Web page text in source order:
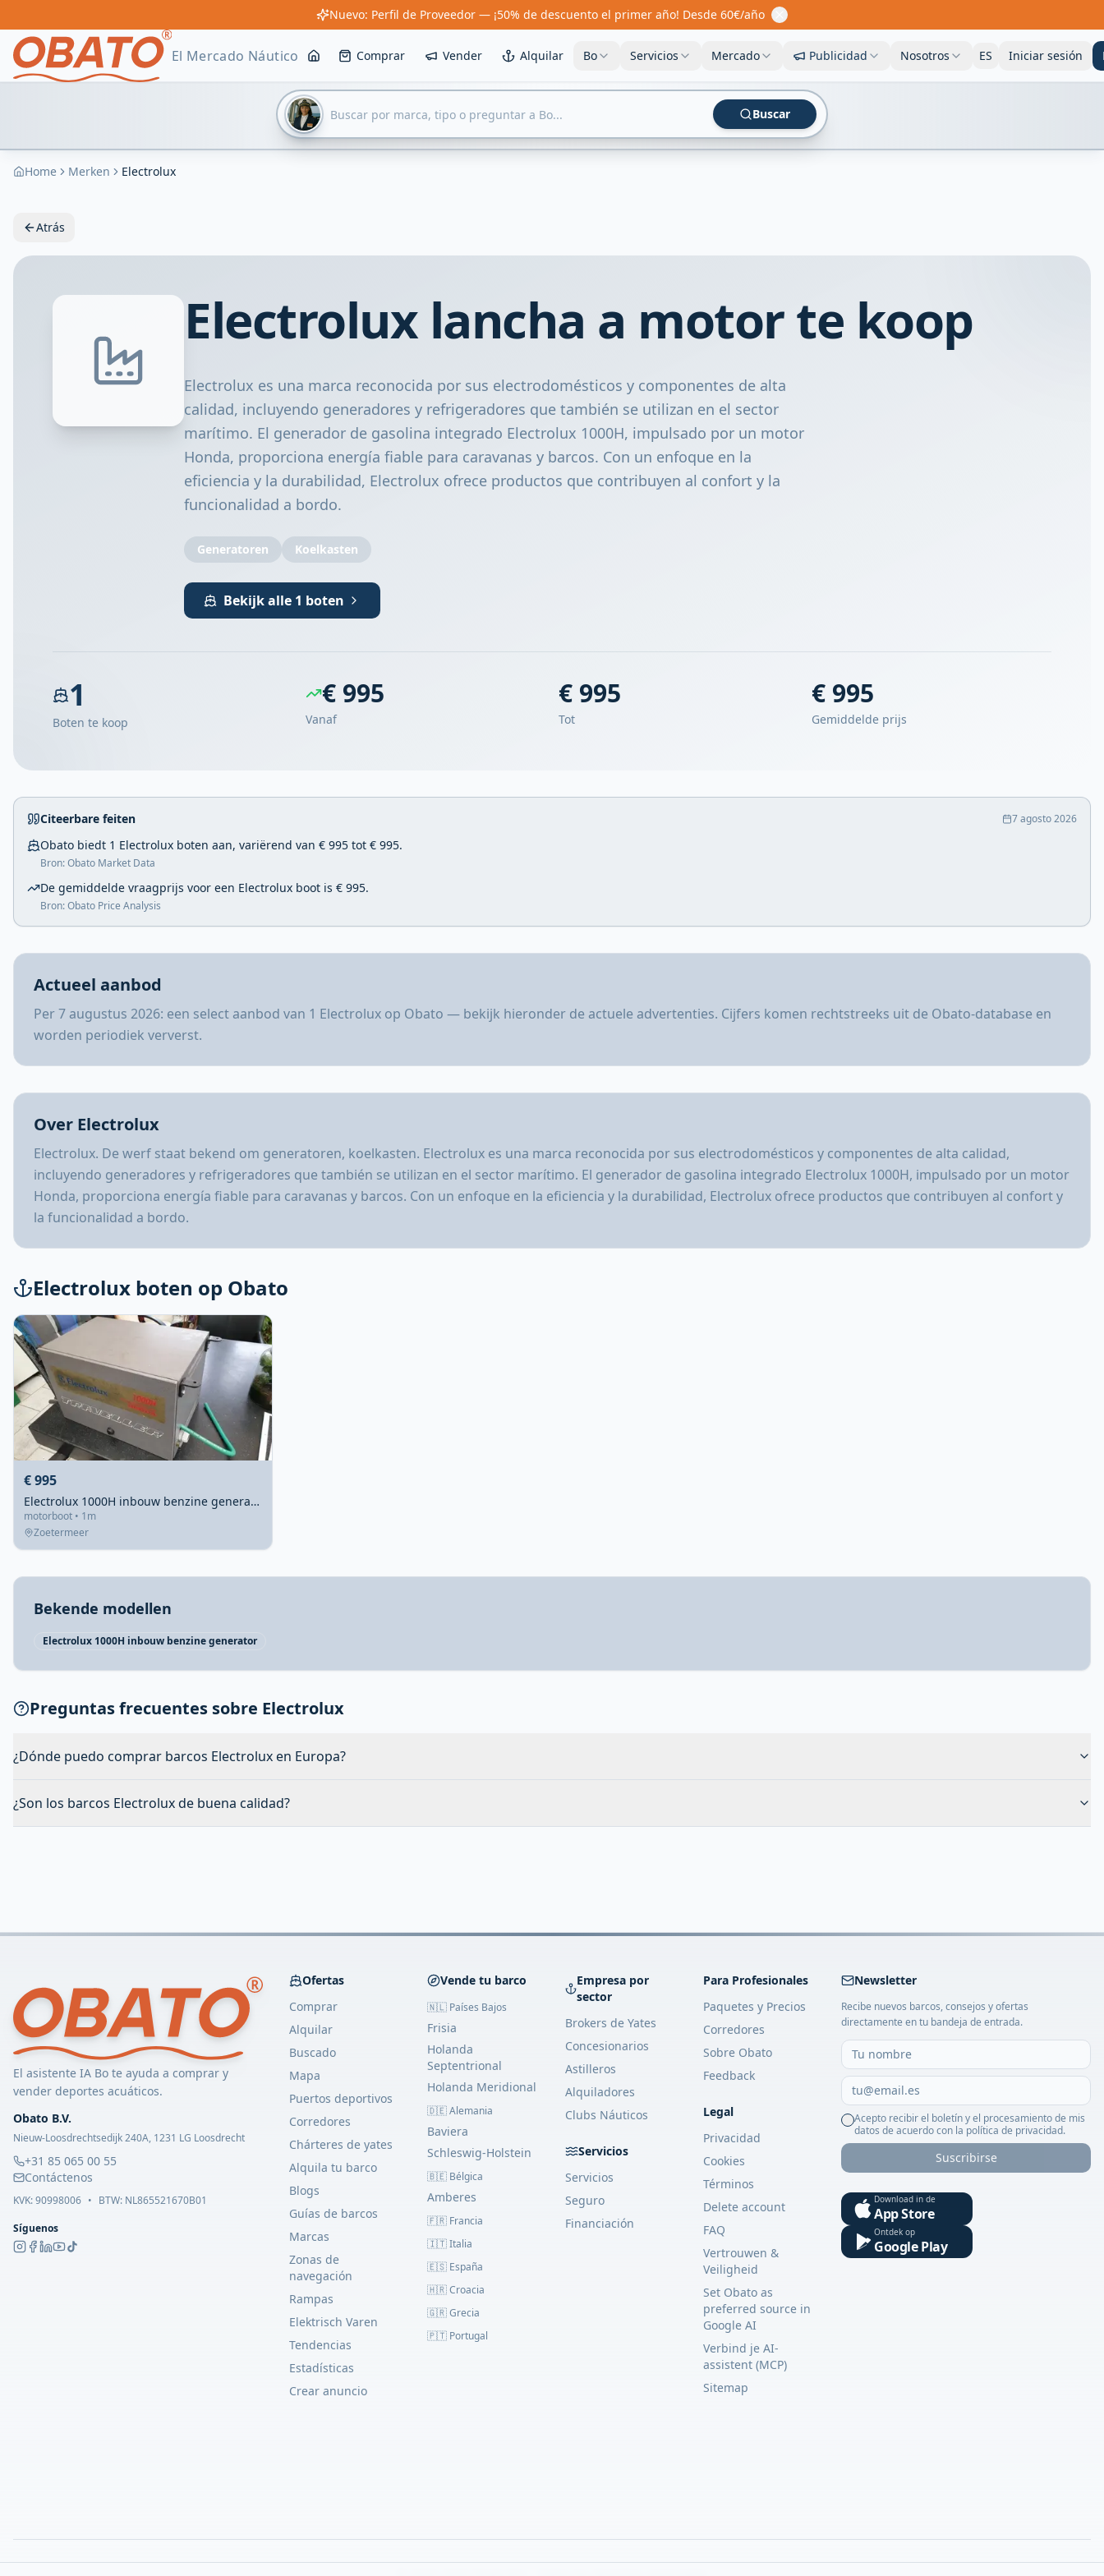
Nuevo: Perfil de Proveedor — ¡50% de descuento el primer año! Desde 60€/año
El Mercado Náutico Comprar Vender Alquilar Bo Servicios Mercado Publicidad Nosotros ES Iniciar sesión
Buscar
Home Merken Electrolux
Atrás
Electrolux lancha a motor te koop
Electrolux es una marca reconocida por sus electrodomésticos y componentes de alta
calidad, incluyendo generadores y refrigeradores que también se utilizan en el sector
marítimo. El generador de gasolina integrado Electrolux 1000H, impulsado por un motor
Honda, proporciona energía fiable para caravanas y barcos. Con un enfoque en la
eficiencia y la durabilidad, Electrolux ofrece productos que contribuyen al confort y la
funcionalidad a bordo.
Generatoren Koelkasten
Bekijk alle 1 boten
1
Boten te koop
€ 995
Vanaf
€ 995
Tot
€ 995
Gemiddelde prijs
Citeerbare feiten 7 agosto 2026
Obato biedt 1 Electrolux boten aan, variërend van € 995 tot € 995.
Bron: Obato Market Data
De gemiddelde vraagprijs voor een Electrolux boot is € 995.
Bron: Obato Price Analysis
Actueel aanbod
Per 7 augustus 2026: een select aanbod van 1 Electrolux op Obato — bekijk hieronder de actuele advertenties. Cijfers komen rechtstreeks uit de Obato-database en
worden periodiek ververst.
Over Electrolux
Electrolux. De werf staat bekend om generatoren, koelkasten. Electrolux es una marca reconocida por sus electrodomésticos y componentes de alta calidad,
incluyendo generadores y refrigeradores que también se utilizan en el sector marítimo. El generador de gasolina integrado Electrolux 1000H, impulsado por un motor
Honda, proporciona energía fiable para caravanas y barcos. Con un enfoque en la eficiencia y la durabilidad, Electrolux ofrece productos que contribuyen al confort y
la funcionalidad a bordo.
Electrolux boten op Obato
€ 995
Electrolux 1000H inbouw benzine generator voor caravan of boot
motorboot • 1m
Zoetermeer
Bekende modellen
Electrolux 1000H inbouw benzine generator
Preguntas frecuentes sobre Electrolux
¿Dónde puedo comprar barcos Electrolux en Europa?
¿Son los barcos Electrolux de buena calidad?
El asistente IA Bo te ayuda a comprar y
vender deportes acuáticos.
Obato B.V.
Nieuw-Loosdrechtsedijk 240A, 1231 LG Loosdrecht
+31 85 065 00 55
Contáctenos
KVK:90998006 • BTW: NL865521670B01
Síguenos
Ofertas
Comprar
Alquilar
Buscado
Mapa
Puertos deportivos
Corredores
Chárteres de yates
Alquila tu barco
Blogs
Guías de barcos
Marcas
Zonas de
navegación
Rampas
Elektrisch Varen
Tendencias
Estadísticas
Crear anuncio
Vende tu barco
🇳🇱 Países Bajos
Frisia
Holanda
Septentrional
Holanda Meridional
🇩🇪 Alemania
Baviera
Schleswig-Holstein
🇧🇪 Bélgica
Amberes
🇫🇷 Francia
🇮🇹 Italia
🇪🇸 España
🇭🇷 Croacia
🇬🇷 Grecia
🇵🇹 Portugal
Empresa por
sector
Brokers de Yates
Concesionarios
Astilleros
Alquiladores
Clubs Náuticos
Servicios
Servicios
Seguro
Financiación
Para Profesionales
Paquetes y Precios
Corredores
Sobre Obato
Feedback
Legal
Privacidad
Cookies
Términos
Delete account
FAQ
Vertrouwen &
Veiligheid
Set Obato as
preferred source in
Google AI
Verbind je AI-
assistent (MCP)
Sitemap
Newsletter
Recibe nuevos barcos, consejos y ofertas
directamente en tu bandeja de entrada.
Acepto recibir el boletín y el procesamiento de mis
datos de acuerdo con la política de privacidad.
Suscribirse
Download in de
App Store
Ontdek op
Google Play